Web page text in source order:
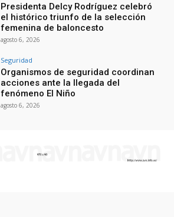
Presidenta Delcy Rodríguez celebró
el histórico triunfo de la selección
femenina de baloncesto
agosto 6, 2026
Seguridad
Organismos de seguridad coordinan
acciones ante la llegada del
fenómeno El Niño
agosto 6, 2026